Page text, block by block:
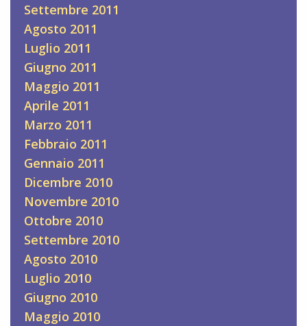
Settembre 2011
Agosto 2011
Luglio 2011
Giugno 2011
Maggio 2011
Aprile 2011
Marzo 2011
Febbraio 2011
Gennaio 2011
Dicembre 2010
Novembre 2010
Ottobre 2010
Settembre 2010
Agosto 2010
Luglio 2010
Giugno 2010
Maggio 2010